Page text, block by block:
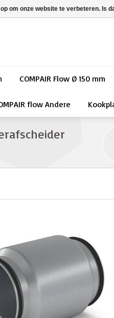
COMPAIR Flow Ø 150 mm
flow Andere
om onze website te verbeteren. Is